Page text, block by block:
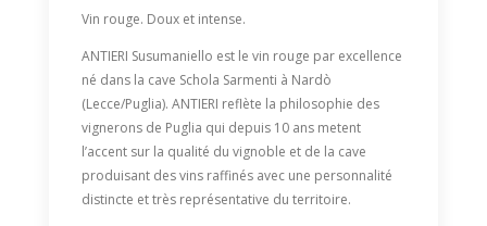
Vin rouge. Doux et intense.
ANTIERI Susumaniello est le vin rouge par excellence
né dans la cave Schola Sarmenti à Nardò
(Lecce/Puglia). ANTIERI reflète la philosophie des
vignerons de Puglia qui depuis 10 ans metent
l’accent sur la qualité du vignoble et de la cave
produisant des vins raffinés avec une personnalité
distincte et très représentative du territoire.